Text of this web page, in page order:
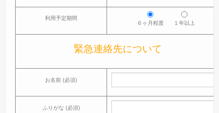
利用予定期間
６ヶ月程度
１年以上
緊急連絡先について
お名前 (必須)
ふりがな (必須)